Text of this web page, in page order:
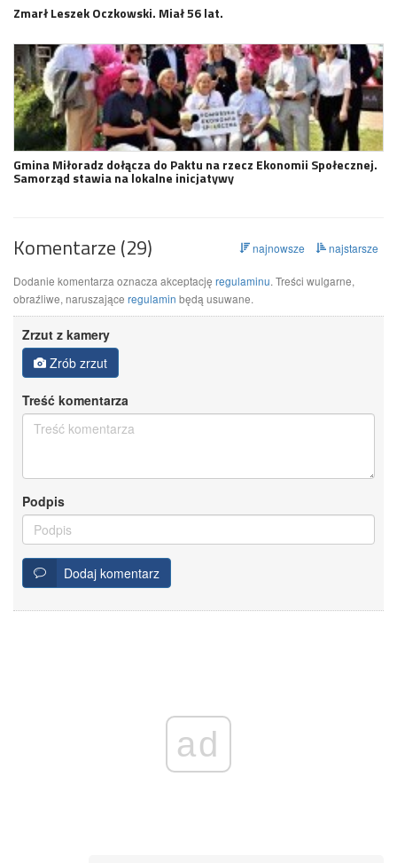
Zmarł Leszek Oczkowski. Miał 56 lat.
Gmina Miłoradz dołącza do Paktu na rzecz Ekonomii Społecznej.
Samorząd stawia na lokalne inicjatywy
najnowsze najstarsze
Komentarze (29)
Dodanie komentarza oznacza akceptację regulaminu. Treści wulgarne,
obraźliwe, naruszające regulamin będą usuwane.
Zrzut z kamery
Zrób zrzut
Treść komentarza
Podpis
Dodaj komentarz
ad